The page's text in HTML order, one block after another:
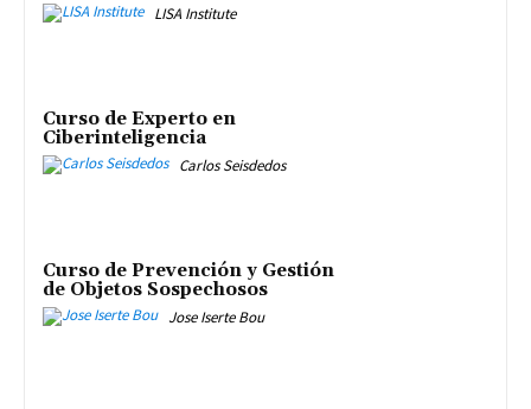
LISA Institute
Curso de Experto en
Ciberinteligencia
Carlos Seisdedos
Curso de Prevención y Gestión
de Objetos Sospechosos
Jose Iserte Bou